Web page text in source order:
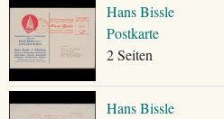
Hans Bissle
Postkarte
2 Seiten
Hans Bissle